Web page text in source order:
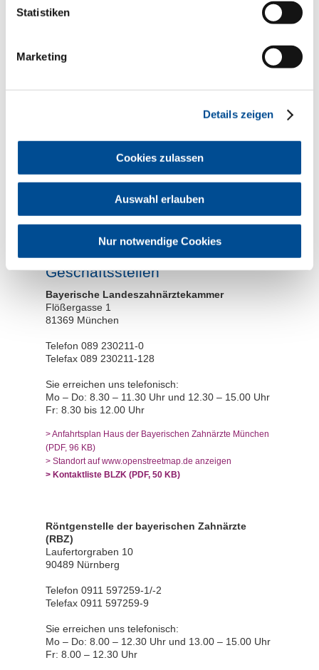
Statistiken
Marketing
Details zeigen
Cookies zulassen
Auswahl erlauben
Nur notwendige Cookies
Die von Ihnen übermittelten Daten werden nicht an Dritte
Ihrer Anfrage und werden für den Zeitraum der Bearbeitung
Ihrer Anfrage gespeichert und anschließend gelöscht.
Geschäftsstellen
Bayerische Landeszahnärztekammer
Flößergasse 1
81369 München
Telefon 089 230211-0
Telefax 089 230211-128
Sie erreichen uns telefonisch:
Mo – Do: 8.30 – 11.30 Uhr und 12.30 – 15.00 Uhr
Fr: 8.30 bis 12.00 Uhr
> Anfahrtsplan Haus der Bayerischen Zahnärzte München
(PDF, 96 KB)
> Standort auf www.openstreetmap.de anzeigen
> Kontaktliste BLZK (PDF, 50 KB)
Röntgenstelle der bayerischen Zahnärzte
(RBZ)
Laufertorgraben 10
90489 Nürnberg
Telefon 0911 597259-1/-2
Telefax 0911 597259-9
Sie erreichen uns telefonisch:
Mo – Do: 8.00 – 12.30 Uhr und 13.00 – 15.00 Uhr
Fr: 8.00 – 12.30 Uhr